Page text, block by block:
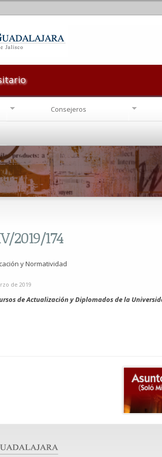
Consejeros
2019/174
y Normatividad
de 2019
de Actualización y Diplomados de la